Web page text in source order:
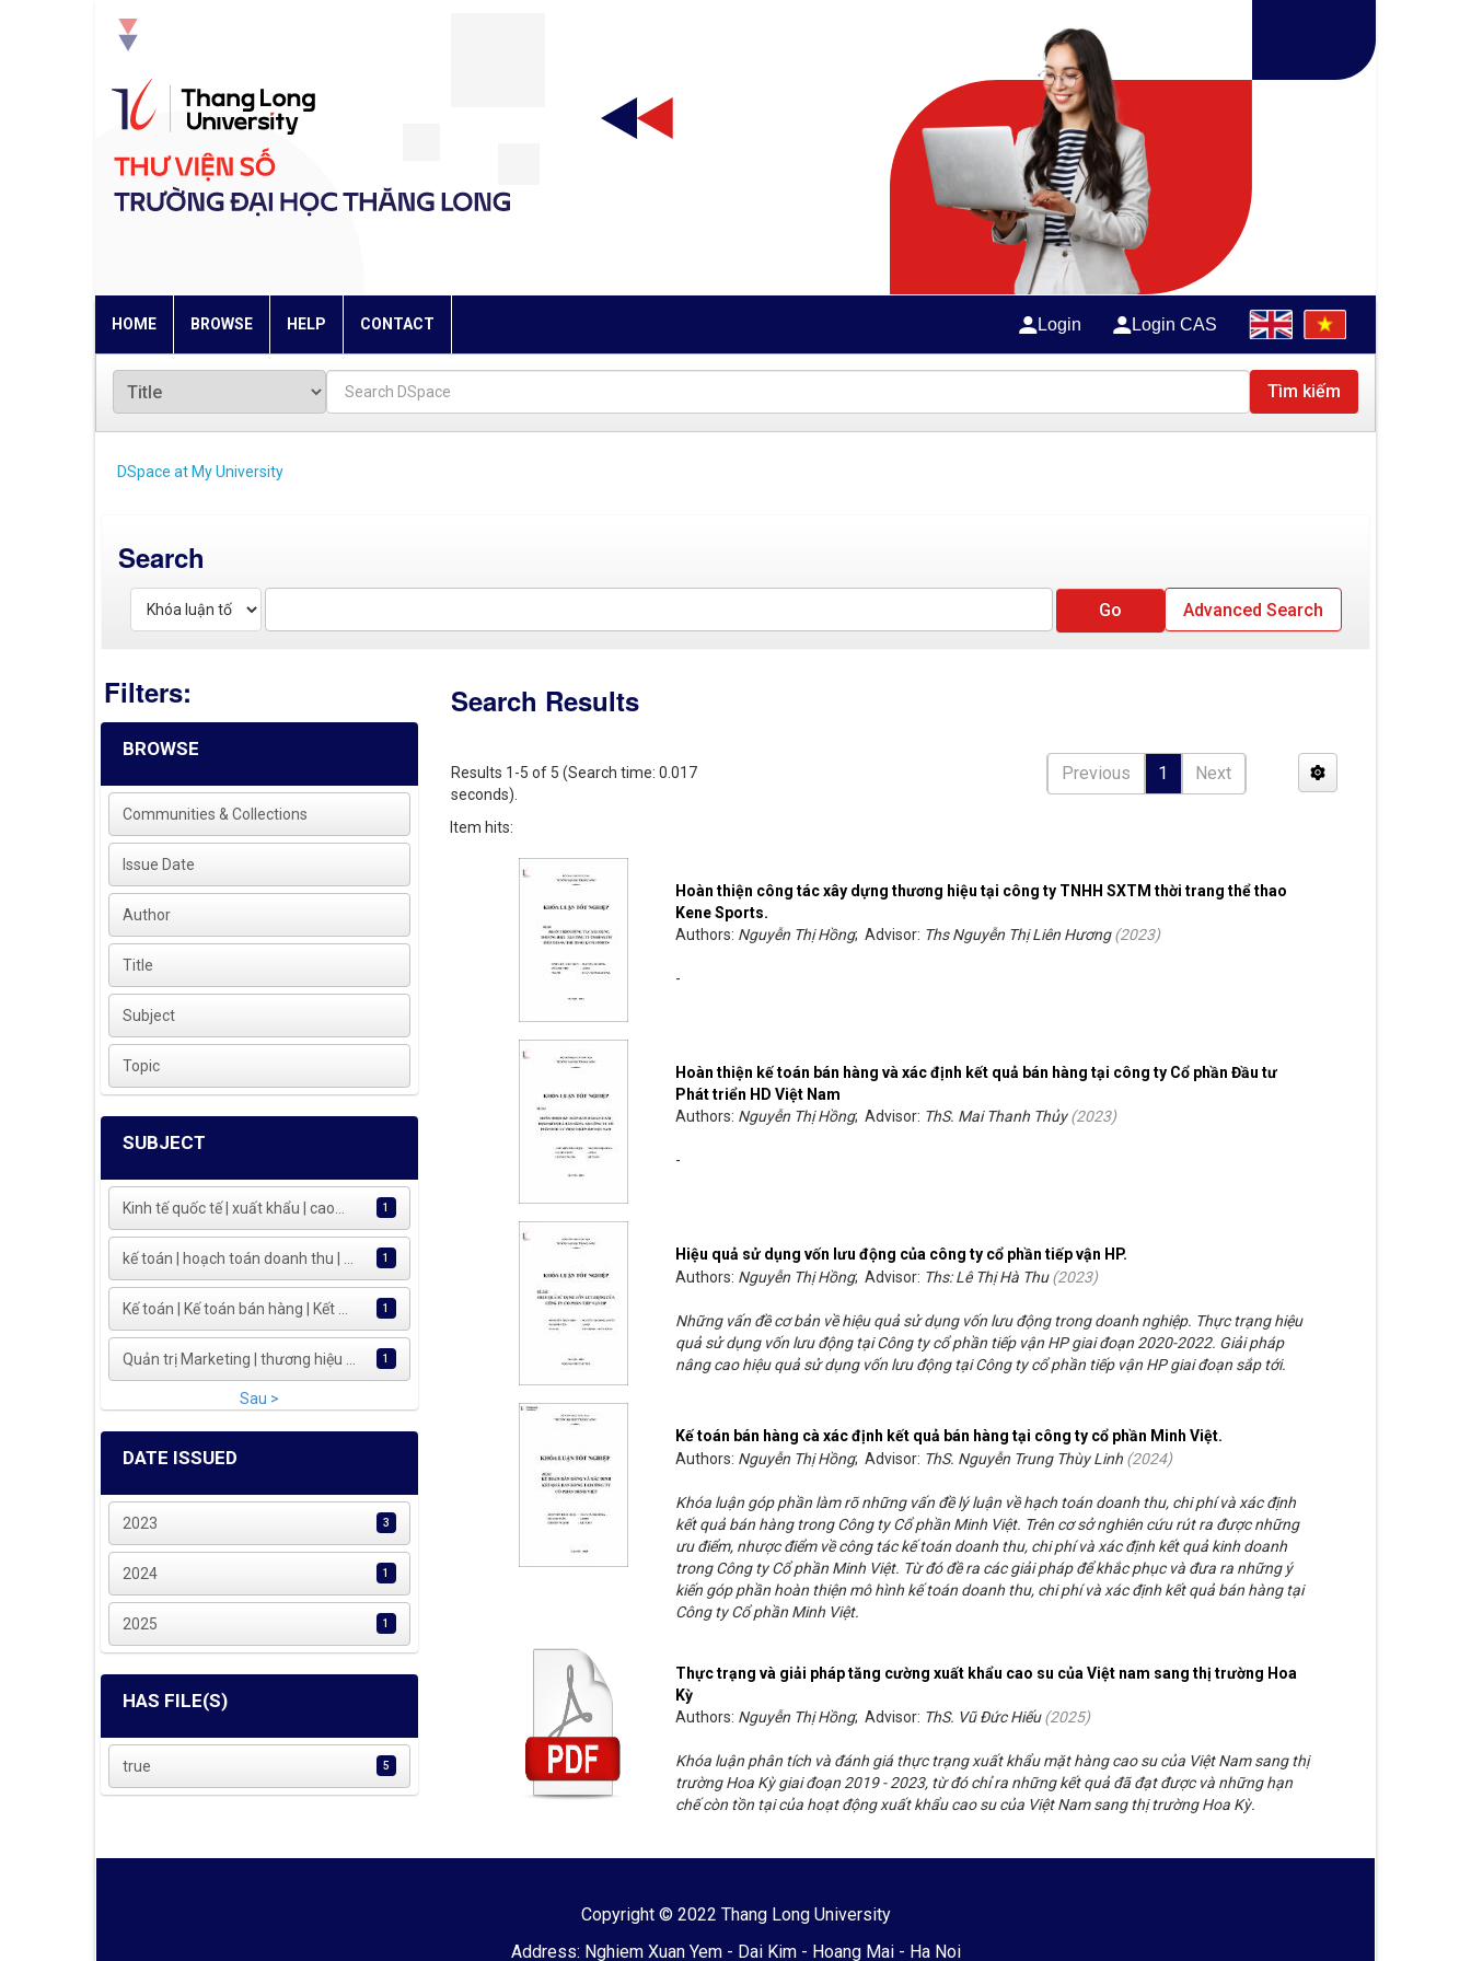
HOME BROWSE HELP CONTACT Login Login CAS
Tìm kiếm
DSpace at My University
Search
Advanced Search
Filters:
BROWSE
Communities & Collections
Issue Date
Author
Title
Subject
Topic
SUBJECT
Kinh tế quốc tế | xuất khẩu | cao... 1
kế toán | hoạch toán doanh thu | ... 1
Kế toán | Kế toán bán hàng | Kết ... 1
Quản trị Marketing | thương hiệu ... 1
Sau >
DATE ISSUED
2023 3
2024 1
2025 1
HAS FILE(S)
true 5
Search Results
Results 1-5 of 5 (Search time: 0.017
seconds).
Previous 1 Next
Item hits:
Hoàn thiện công tác xây dựng thương hiệu tại công ty TNHH SXTM thời trang thể thao
Kene Sports.
Authors: Nguyễn Thị Hồng; Advisor: Ths Nguyễn Thị Liên Hương(2023)
-
Hoàn thiện kế toán bán hàng và xác định kết quả bán hàng tại công ty Cổ phần Đầu tư
Phát triển HD Việt Nam
Authors: Nguyễn Thị Hồng; Advisor: ThS. Mai Thanh Thủy(2023)
-
Hiệu quả sử dụng vốn lưu động của công ty cổ phần tiếp vận HP.
Authors: Nguyễn Thị Hồng; Advisor: Ths: Lê Thị Hà Thu(2023)
Những vấn đề cơ bản về hiệu quả sử dụng vốn lưu động trong doanh nghiệp. Thực trạng hiệu
quả sử dụng vốn lưu động tại Công ty cổ phần tiếp vận HP giai đoạn 2020-2022. Giải pháp
nâng cao hiệu quả sử dụng vốn lưu động tại Công ty cổ phần tiếp vận HP giai đoạn sắp tới.
Kế toán bán hàng cà xác định kết quả bán hàng tại công ty cổ phần Minh Việt.
Authors: Nguyễn Thị Hồng; Advisor: ThS. Nguyễn Trung Thùy Linh (2024)
Khóa luận góp phần làm rõ những vấn đề lý luận về hạch toán doanh thu, chi phí và xác định
kết quả bán hàng trong Công ty Cổ phần Minh Việt. Trên cơ sở nghiên cứu rút ra được những
ưu điểm, nhược điểm về công tác kế toán doanh thu, chi phí và xác định kết quả kinh doanh
trong Công ty Cổ phần Minh Việt. Từ đó đề ra các giải pháp để khắc phục và đưa ra những ý
kiến góp phần hoàn thiện mô hình kế toán doanh thu, chi phí và xác định kết quả bán hàng tại
Công ty Cổ phần Minh Việt.
Thực trạng và giải pháp tăng cường xuất khẩu cao su của Việt nam sang thị trường Hoa
Kỳ
Authors: Nguyễn Thị Hồng; Advisor: ThS. Vũ Đức Hiếu(2025)
Khóa luận phân tích và đánh giá thực trạng xuất khẩu mặt hàng cao su của Việt Nam sang thị
trường Hoa Kỳ giai đoạn 2019 - 2023, từ đó chỉ ra những kết quả đã đạt được và những hạn
chế còn tồn tại của hoạt động xuất khẩu cao su của Việt Nam sang thị trường Hoa Kỳ.
Copyright © 2022 Thang Long University
Address: Nghiem Xuan Yem - Dai Kim - Hoang Mai - Ha Noi